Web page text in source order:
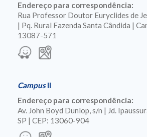
Endereço para correspondência:
Rua Professor Doutor Euryclides de
| Pq. Rural Fazenda Santa Cândida |
13087-571
CampusII
Endereço para correspondência:
Av. John Boyd Dunlop, s/n | Jd.
SP | CEP: 13060-904